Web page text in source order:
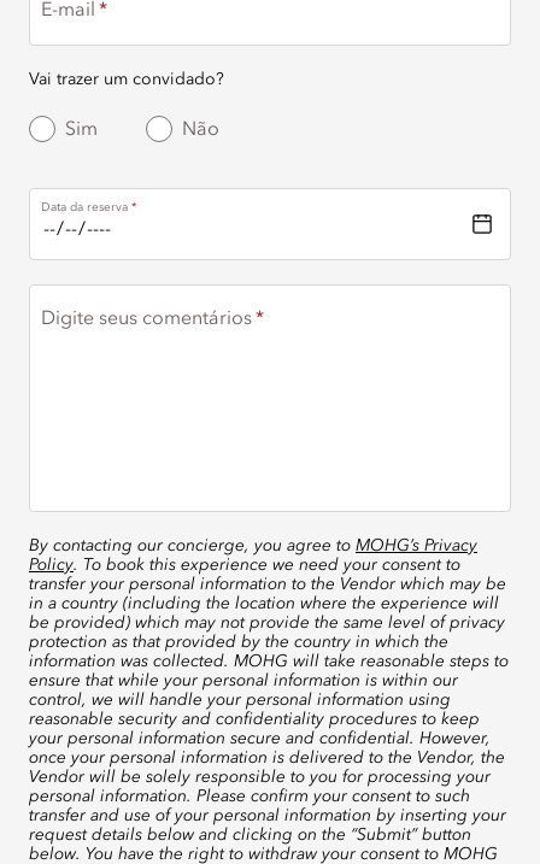
E-mail
Vai trazer um convidado?
Sim Não
Data da reserva
Digite seus comentários
By contacting our concierge, you agree to MOHG’s Privacy
Policy. To book this experience we need your consent to
transfer your personal information to the Vendor which may be
in a country (including the location where the experience will
be provided) which may not provide the same level of privacy
protection as that provided by the country in which the
information was collected. MOHG will take reasonable steps to
ensure that while your personal information is within our
control, we will handle your personal information using
reasonable security and confidentiality procedures to keep
your personal information secure and confidential. However,
once your personal information is delivered to the Vendor, the
Vendor will be solely responsible to you for processing your
personal information. Please confirm your consent to such
transfer and use of your personal information by inserting your
request details below and clicking on the “Submit” button
below. You have the right to withdraw your consent to MOHG